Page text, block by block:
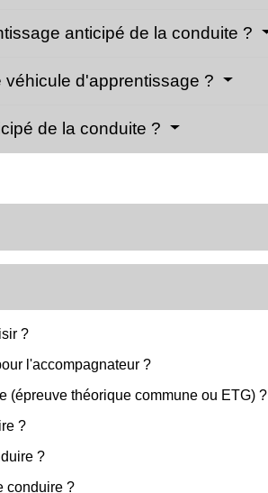
anticipé de la conduite ?
d'apprentissage ?
de la conduite ?
?
l'accompagnateur ?
(épreuve théorique commune ou ETG) ?
?
?
conduire ?